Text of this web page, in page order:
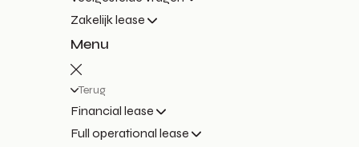
Zakelijk lease
Menu
Terug
Financial lease
Full operational lease